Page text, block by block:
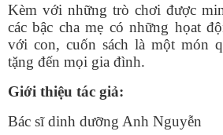
Kèm với những trò chơi được
các bậc cha mẹ có những họat
với con, cuốn sách là một món
tặng đến mọi gia đình.
Giới thiệu tác giả:
Bác sĩ dinh dưỡng Anh Nguyễn